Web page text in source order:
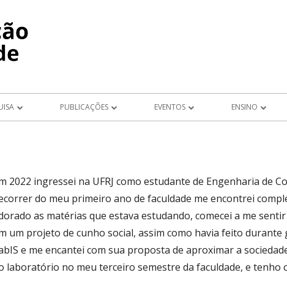
PUBLICAÇÕES
TESES E DISSERTAÇÕES
APRESENTAÇÕES DE TRABALHO
ARTIGOS E RESUMOS EM ANAIS DE
CONGRESSO
EVENTOS
MEMÓRIA
ENSINO
2022 ingressei na UFRJ como estudante de Engenharia de
do meu primeiro ano de faculdade me encontrei
as matérias que estava estudando, comecei a me
um projeto de cunho social, assim como havia feito
e me encantei com sua proposta de aproximar a
laboratório no meu terceiro semestre da faculdade, e